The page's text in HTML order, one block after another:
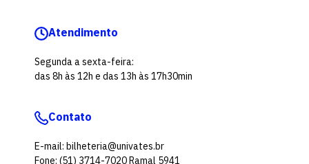
Atendimento
Segunda a sexta-feira:
das 8h às 12h e das 13h às 17h30min
Contato
E-mail: bilheteria@univates.br
Fone: (51) 3714-7020 Ramal 5941